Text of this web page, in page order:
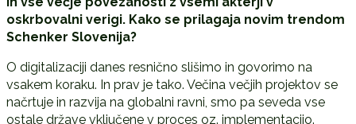
oskrbovalni verigi. Kako se prilagaja novim trendom
Schenker Slovenija?
O digitalizaciji danes resnično slišimo in govorimo na
vsakem koraku. In prav je tako. Večina večjih projektov se
načrtuje in razvija na globalni ravni, smo pa seveda vse
ostale države vključene v proces oz. implementacijo.